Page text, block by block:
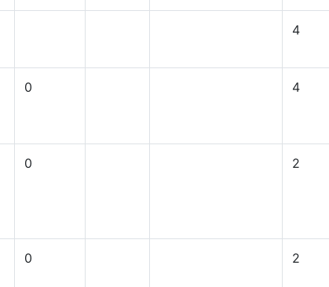
4
0 4
0 2
0 2